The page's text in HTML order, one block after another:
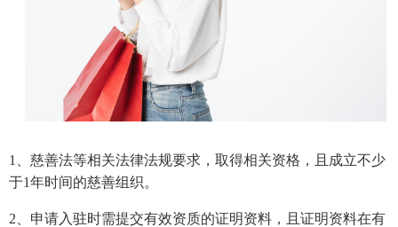
1、慈善法等相关法律法规要求，取得相关资格，且成立不少
于1年时间的慈善组织。
2、申请入驻时需提交有效资质的证明资料，且证明资料在有